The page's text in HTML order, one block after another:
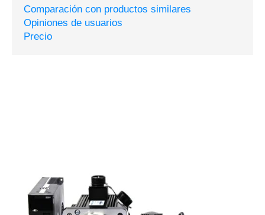
Comparación con productos similares
Opiniones de usuarios
Precio